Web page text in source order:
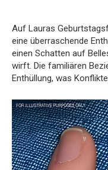
Auf Lauras
eine überraschende
einen Schatten auf
wirft. Die familiären
Enthüllung, was